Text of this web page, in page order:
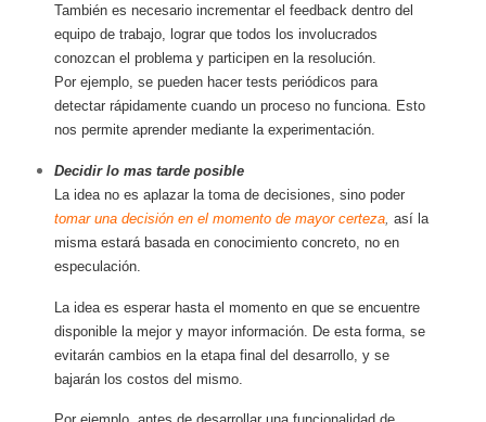
También es necesario incrementar el feedback dentro del
equipo de trabajo, lograr que todos los involucrados
conozcan el problema y participen en la resolución.
Por ejemplo, se pueden hacer tests periódicos para
detectar rápidamente cuando un proceso no funciona. Esto
nos permite aprender mediante la experimentación.
Decidir lo mas tarde posible
La idea no es aplazar la toma de decisiones, sino poder
tomar una decisión en el momento de mayor certeza, así la
misma estará basada en conocimiento concreto, no en
especulación.
La idea es esperar hasta el momento en que se encuentre
disponible la mejor y mayor información. De esta forma, se
evitarán cambios en la etapa final del desarrollo, y se
bajarán los costos del mismo.